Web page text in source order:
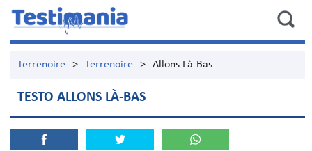
Terrenoire > Terrenoire > Allons Là-Bas
TESTO ALLONS LÀ-BAS